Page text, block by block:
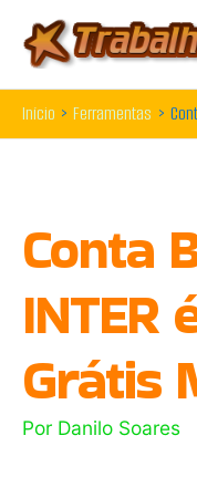
para
o
conteúdo
Início Ferramentas
Conta
INTER
Grátis
Por Danilo Soares